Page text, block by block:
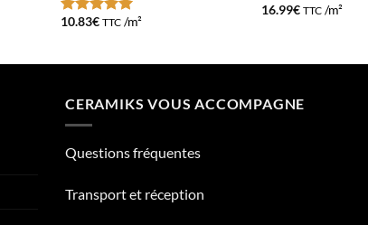
Note5sur
10.83€ TTC /m²
16.99€ TTC /m²
CERAMIKS VOUS ACCOMPAGNE
Questions fréquentes
Transport et réception